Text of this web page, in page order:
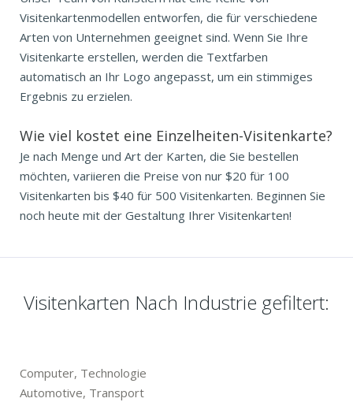
Visitenkartenmodellen entworfen, die für verschiedene
Arten von Unternehmen geeignet sind. Wenn Sie Ihre
Visitenkarte erstellen, werden die Textfarben
automatisch an Ihr Logo angepasst, um ein stimmiges
Ergebnis zu erzielen.
Wie viel kostet eine Einzelheiten-Visitenkarte?
Je nach Menge und Art der Karten, die Sie bestellen
möchten, variieren die Preise von nur $20 für 100
Visitenkarten bis $40 für 500 Visitenkarten. Beginnen Sie
noch heute mit der Gestaltung Ihrer Visitenkarten!
Visitenkarten Nach Industrie gefiltert:
Computer, Technologie
Automotive, Transport